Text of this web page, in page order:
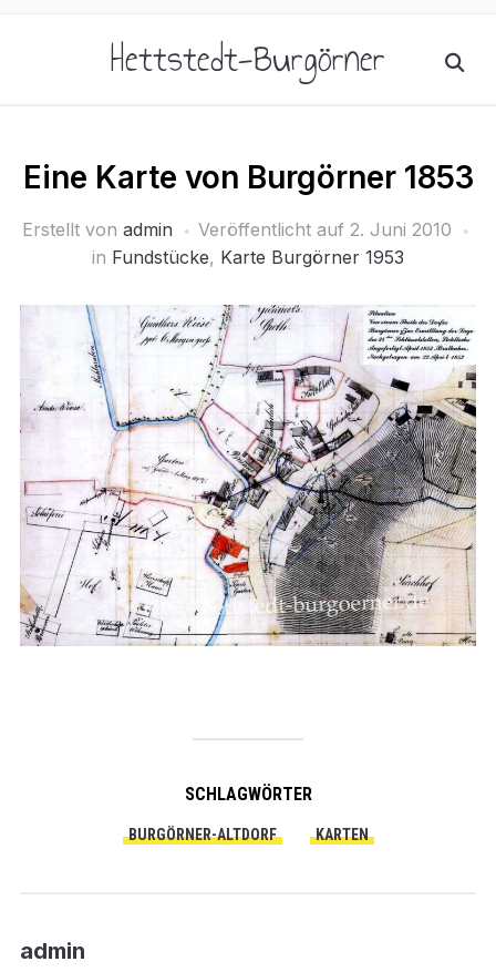
Hettstedt-Burgörner
Eine Karte von Burgörner 1853
Erstellt von admin Veröffentlicht auf 2. Juni 2010
in Fundstücke, Karte Burgörner 1953
SCHLAGWÖRTER
BURGÖRNER-ALTDORF KARTEN
admin